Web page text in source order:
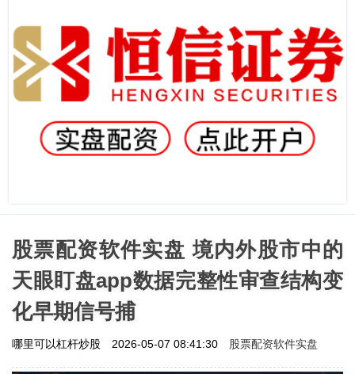
股票配资软件实盘 境内外股市中的
天眼盯盘app数据完整性审查结构变
化早期信号捕
哪里可以杠杆炒股 2026-05-07 08:41:30 股票配资软件实盘